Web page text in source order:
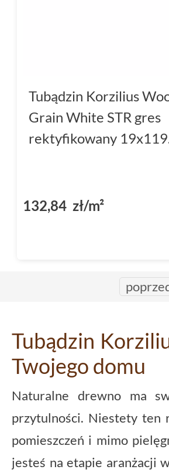
Tubądzin Korzilius
Grain White STR gres
rektyfikowany
132,84 zł/m²
Tubądzin
Twojego domu
Naturalne drewno ma
przytulności. Niestety ten
pomieszczeń i mimo
jesteś na etapie aranżacji